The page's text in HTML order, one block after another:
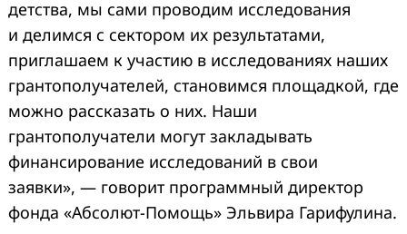
детства, мы сами проводим исследования
и делимся с сектором их результатами,
приглашаем к участию в исследованиях наших
грантополучателей, становимся площадкой, где
можно рассказать о них. Наши
грантополучатели могут закладывать
финансирование исследований в свои
заявки», — говорит программный директор
фонда «Абсолют-Помощь» Эльвира Гарифулина.